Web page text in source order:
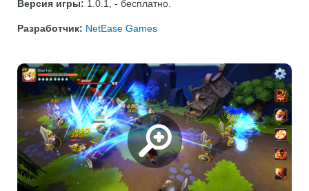
Версия игры: 1.0.1 - бесплатно
Разработчик: NetEase Games